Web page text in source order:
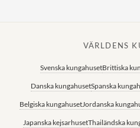
VÄRLDENS
Svenska kungahusetBrittiska
Danska kungahusetSpanska
Belgiska kungahusetJordanska
Japanska kejsarhusetThailändska